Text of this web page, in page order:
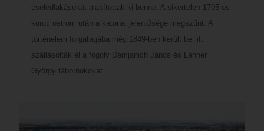
cselédlakásokat alakítottak ki benne. A sikertelen 1705-ös
kuruc ostrom után a katonai jelentősége megszűnt. A
történelem forgatagába még 1849-ben került be: itt
szállásolták el a fogoly Damjanich János és Lahner
György tábornokokat.